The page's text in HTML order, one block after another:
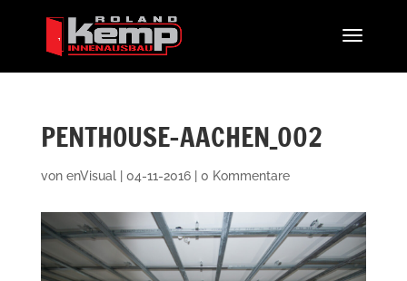
PENTHOUSE-AACHEN_002
von enVisual| 04-11-2016| 0 Kommentare